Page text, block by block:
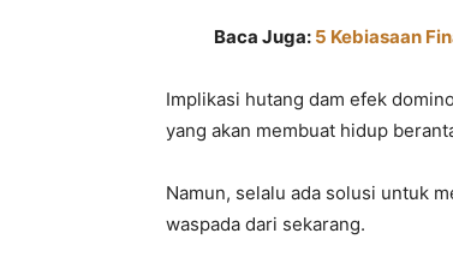
Baca Juga: 5 Kebiasaan
Implikasi hutang dam efek
yang akan membuat hidup
Namun, selalu ada solusi untuk
waspada dari sekarang.